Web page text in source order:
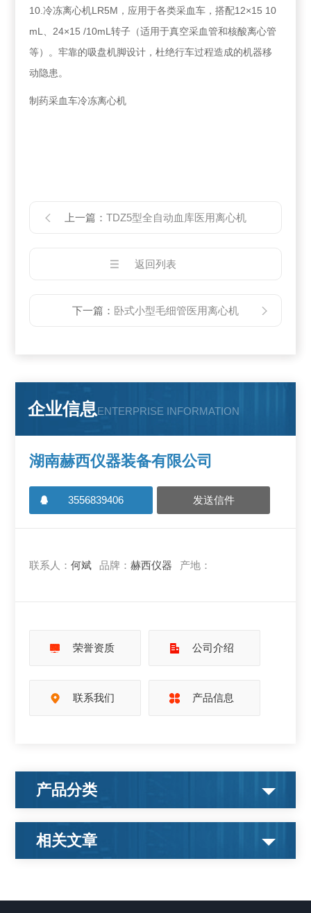
10.冷冻离心机LR5M，应用于各类采血车，搭配12×15 10
mL、24×15 /10mL转子（适用于真空采血管和核酸离心管
等）。牢靠的吸盘机脚设计，杜绝行车过程造成的机器移
动隐患。
制药采血车冷冻离心机
上一篇： TDZ5型全自动血库医用离心机
返回列表
下一篇： 卧式小型毛细管医用离心机
企业信息ENTERPRISE INFORMATION
湖南赫西仪器装备有限公司
3556839406 发送信件
联系人：何斌 品牌：赫西仪器 产地：
荣誉资质 公司介绍
联系我们 产品信息
产品分类
相关文章